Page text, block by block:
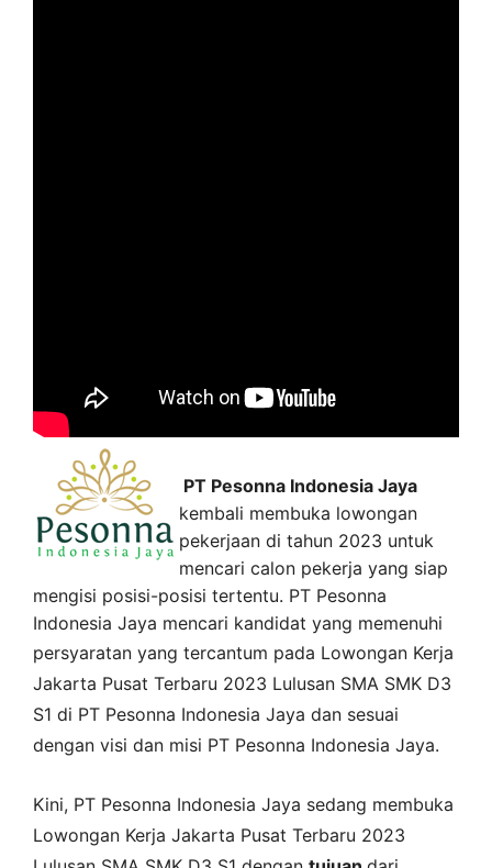
PT Pesonna Indonesia Jaya
kembali membuka lowongan
pekerjaan di tahun 2023 untuk
mencari calon pekerja yang siap
mengisi posisi-posisi tertentu. PT Pesonna
Indonesia Jaya mencari kandidat yang memenuhi
persyaratan yang tercantum pada Lowongan Kerja
Jakarta Pusat Terbaru 2023 Lulusan SMA SMK D3
S1 di PT Pesonna Indonesia Jaya dan sesuai
dengan visi dan misi PT Pesonna Indonesia Jaya.
Kini, PT Pesonna Indonesia Jaya sedang membuka
Lowongan Kerja Jakarta Pusat Terbaru 2023